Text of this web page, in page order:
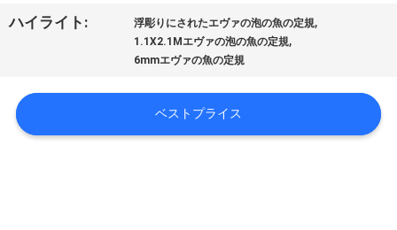
オ
達
ハイライト: 浮彫りにされたエヴァの泡の魚の定規,
1.1X2.1Mエヴァの泡の魚の定規,
6mmエヴァの魚の定規
ベストプライス